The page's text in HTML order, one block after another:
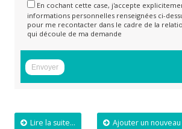
En cochant cette case, j'accepte
informations personnelles renseignées ci-
pour me recontacter dans le cadre de la
qui découle de ma demande
Lire la suite... Ajouter un